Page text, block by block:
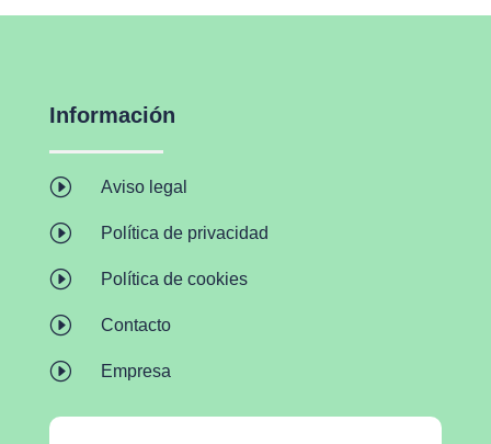
Información
I Aviso legal
I Política de privacidad
I Política de cookies
I Contacto
I Empresa